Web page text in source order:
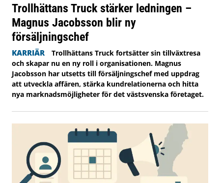
Trollhättans Truck stärker ledningen –
Magnus Jacobsson blir ny
försäljningschef
KARRIÄR
Trollhättans Truck fortsätter sin tillväxtresa
och skapar nu en ny roll i organisationen. Magnus
Jacobsson har utsetts till försäljningschef med uppdrag
att utveckla affären, stärka kundrelationerna och hitta
nya marknadsmöjligheter för det västsvenska företaget.